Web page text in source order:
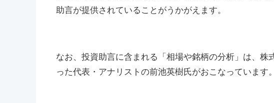
助言が提供されていることがうかがえます。
なお、投資助言に含まれる「相場や銘柄の分析」は、株
った代表・アナリストの前池英樹氏がおこなっています。